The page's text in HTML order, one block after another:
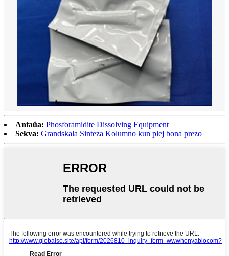
Antaŭa: Phosforamidite Dissolving Equipment
Sekva: Grandskala Sinteza Kolumno kun plej bona prezo